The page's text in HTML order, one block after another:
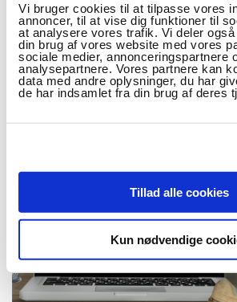
Vi bruger cookies til at tilpasse vores
annoncer, til at vise dig funktioner til
at analysere vores trafik. Vi deler
din brug af vores website med vores
sociale medier, annonceringspartnere
analysepartnere. Vores partnere kan
data med andre oplysninger, du har
de har indsamlet fra din brug af deres
Tillad alle cookies
Kun nødvendige
EMNEORD
Læremidler,Undersøgelsesorienteret,